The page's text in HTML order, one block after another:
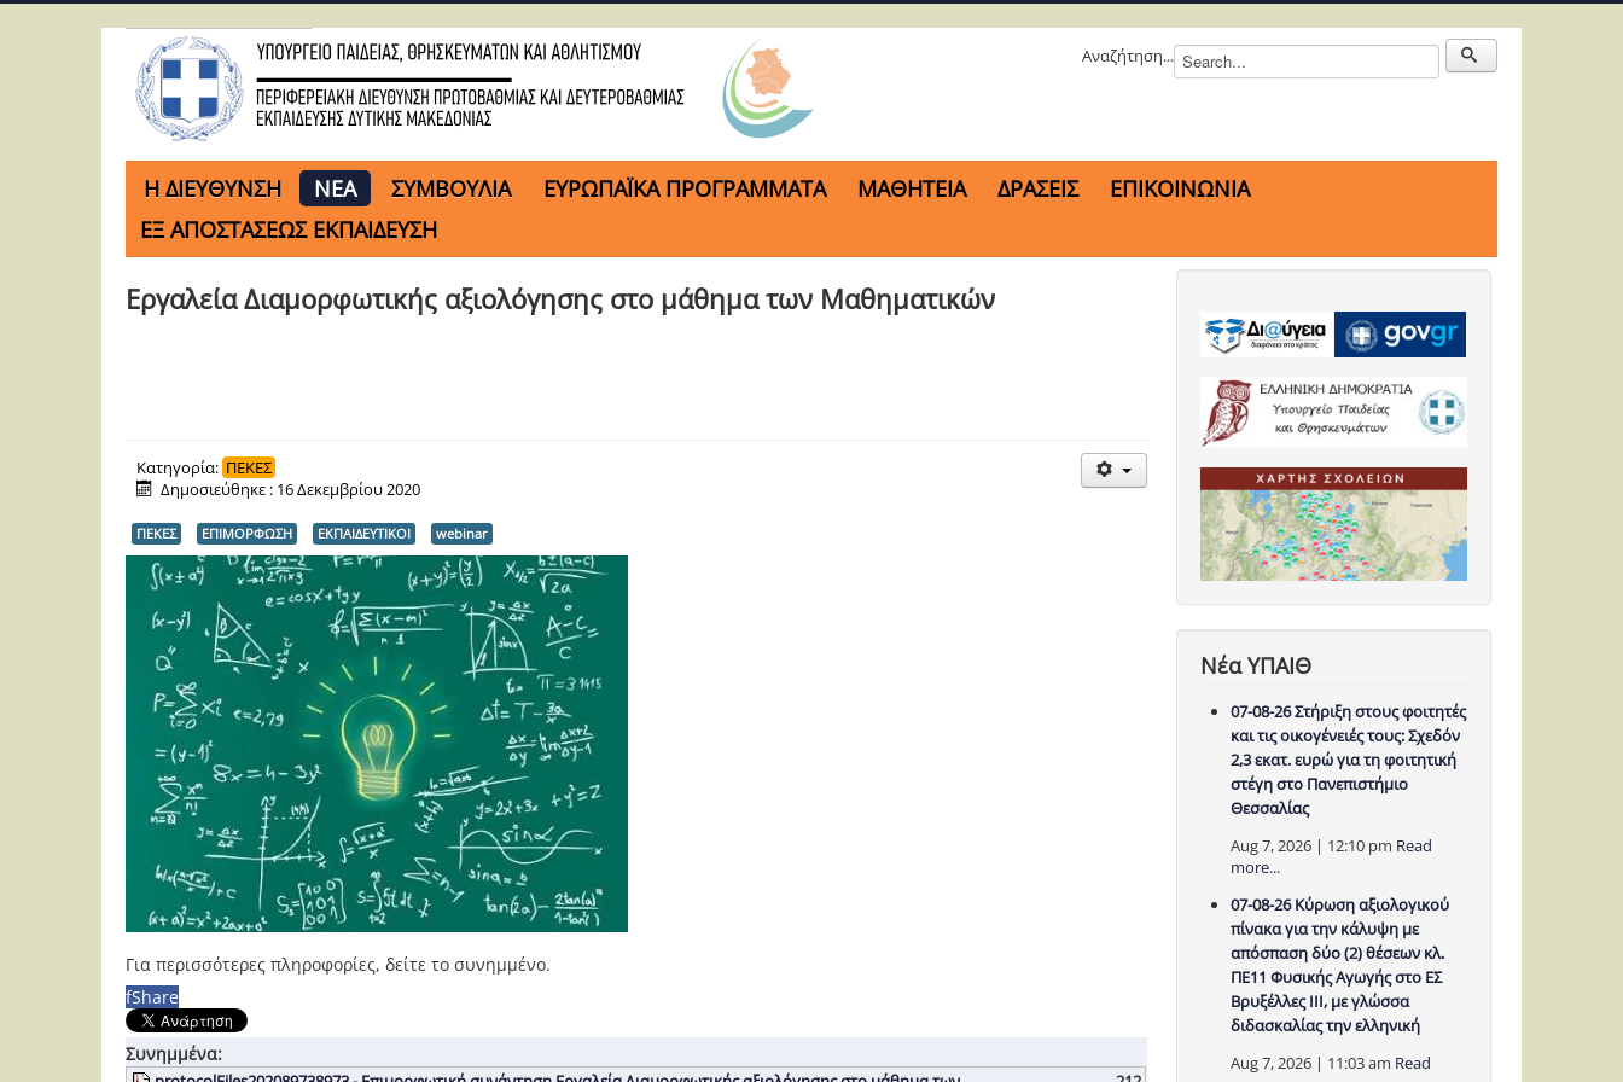
Αναζήτηση...
H ΔΙΕΥΘΥΝΣΗ ΝΕΑ ΣΥΜΒΟΥΛΙΑ ΕΥΡΩΠΑΪΚΑ ΠΡΟΓΡΑΜΜΑΤΑ ΜΑΘΗΤΕΙΑ ΔΡΑΣΕΙΣ
ΕΠΙΚΟΙΝΩΝΙΑ
ΕΞ ΑΠΟΣΤΑΣΕΩΣ ΕΚΠΑΙΔΕΥΣΗ
Εργαλεία Διαμορφωτικής αξιολόγησης στο μάθημα των Μαθηματικών
Κατηγορία: ΠΕΚΕΣ
Δημοσιεύθηκε : 16 Δεκεμβρίου 2020
ΠΕΚΕΣ ΕΠΙΜΟΡΦΩΣΗ ΕΚΠΑΙΔΕΥΤΙΚΟΙ webinar
Για περισσότερες πληροφορίες, δείτε το συνημμένο.
fShare
Συνημμένα:
Νέα ΥΠΑΙΘ
07-08-26 Στήριξη στους φοιτητές
και τις οικογένειές τους: Σχεδόν
2,3 εκατ. ευρώ για τη φοιτητική
στέγη στο Πανεπιστήμιο
Θεσσαλίας
Aug 7, 2026 | 12:10 pm Read
more...
07-08-26 Κύρωση αξιολογικού
πίνακα για την κάλυψη με
απόσπαση δύο (2) θέσεων κλ.
ΠΕ11 Φυσικής Αγωγής στο ΕΣ
Βρυξέλλες ΙΙΙ, με γλώσσα
διδασκαλίας την ελληνική
Aug 7, 2026 | 11:03 am Read